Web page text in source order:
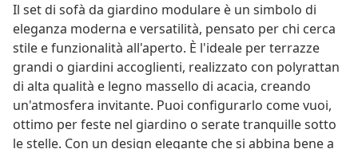
Il set di sofà da giardino modulare è un simbolo di
eleganza moderna e versatilità, pensato per chi cerca
stile e funzionalità all'aperto. È l'ideale per terrazze
grandi o giardini accoglienti, realizzato con polyrattan
di alta qualità e legno massello di acacia, creando
un'atmosfera invitante. Puoi configurarlo come vuoi,
ottimo per feste nel giardino o serate tranquille sotto
le stelle. Con un design elegante che si abbina bene a